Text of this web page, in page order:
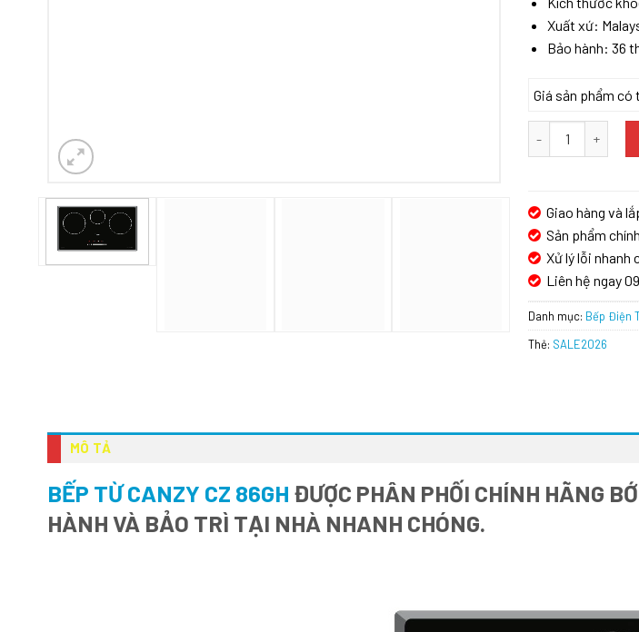
Xuất xứ:
Bảo hành: 36
Giá sản phẩm có
Bếp từ Canzy CZ
Giao hàng và
Sản phẩm
Xử lý lỗi nhanh
Liên hệ ngay
Danh mục: Bếp Điện
Thẻ: SALE2026
MÔ TẢ
BẾP TỪ CANZY CZ 86GH ĐƯỢC PHÂN PHỐI CHÍNH HÃNG
HÀNH VÀ BẢO TRÌ TẠI NHÀ NHANH CHÓNG.